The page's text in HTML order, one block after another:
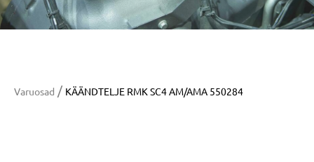
Varuosad / KÄÄNDTELJE RMK SC4 AM/AMA 550284